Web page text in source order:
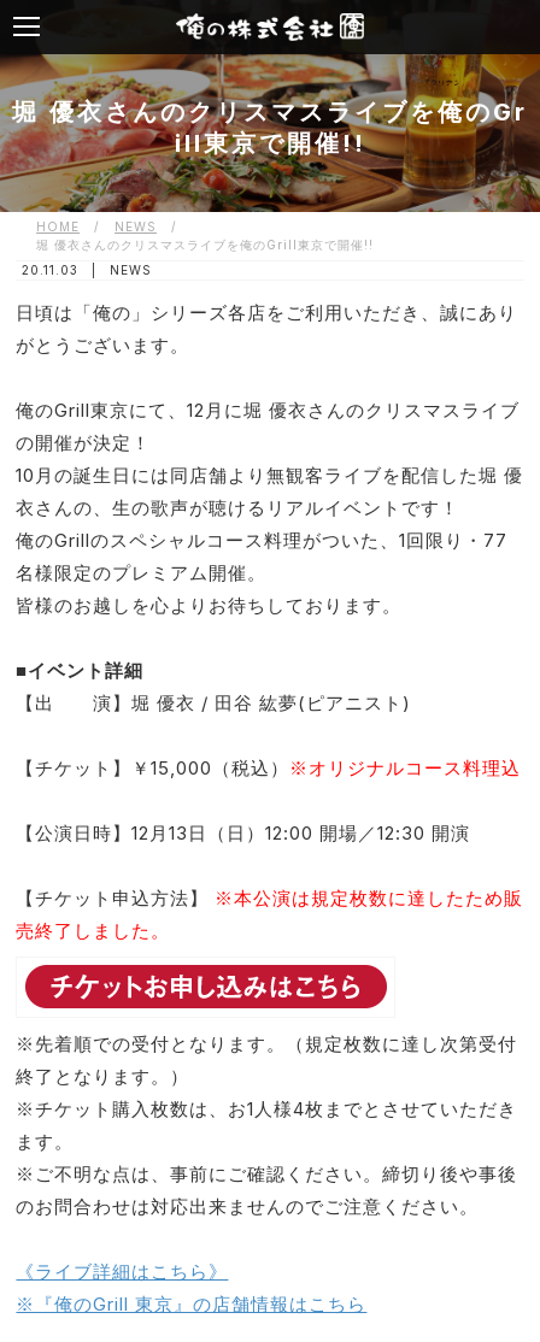
堀 優衣さんのクリスマスライブを俺のGr
ill東京で開催!!
HOME / NEWS
/
堀 優衣さんのクリスマスライブを俺のGrill東京で開催!!
20.11.03 |
NEWS
日頃は「俺の」シリーズ各店をご利用いただき、誠にあり
がとうございます。
俺のGrill東京にて、12月に堀 優衣さんのクリスマスライブ
の開催が決定！
10月の誕生日には同店舗より無観客ライブを配信した堀 優
衣さんの、生の歌声が聴けるリアルイベントです！
俺のGrillのスペシャルコース料理がついた、1回限り・77
名様限定のプレミアム開催。
皆様のお越しを心よりお待ちしております。
■イベント詳細
【出 演】堀 優衣 / 田谷 紘夢(ピアニスト)
【チケット】￥15,000（税込） ※オリジナルコース料理込
【公演日時】12月13日（日）12:00 開場／12:30 開演
【チケット申込方法】 ※本公演は規定枚数に達したため販
売終了しました。
※先着順での受付となります。（規定枚数に達し次第受付
終了となります。）
※チケット購入枚数は、お1人様4枚までとさせていただき
ます。
※ご不明な点は、事前にご確認ください。締切り後や事後
のお問合わせは対応出来ませんのでご注意ください。
《ライブ詳細はこちら》
※『俺のGrill 東京』の店舗情報はこちら